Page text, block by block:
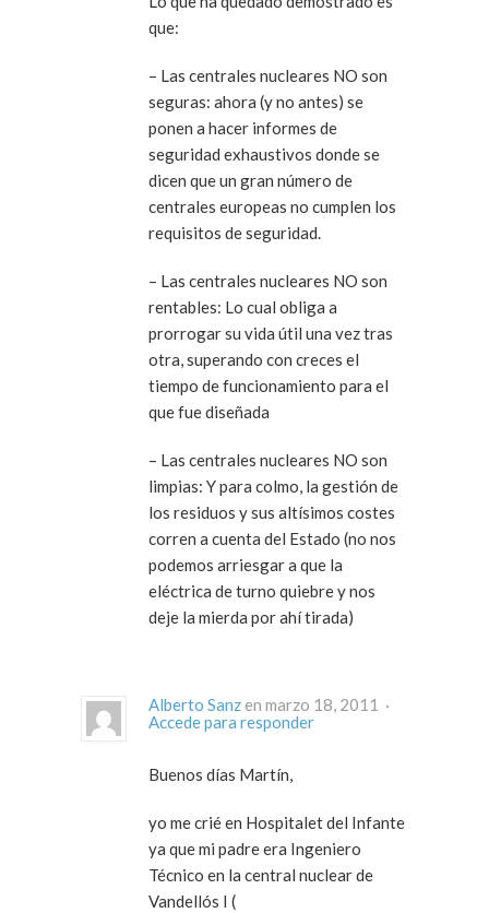
que:
– Las centrales nucleares NO son
seguras: ahora (y no antes) se
ponen a hacer informes de
seguridad exhaustivos donde se
dicen que un gran número de
centrales europeas no cumplen los
requisitos de seguridad.
– Las centrales nucleares NO son
rentables: Lo cual obliga a
prorrogar su vida útil una vez tras
otra, superando con creces el
tiempo de funcionamiento para el
que fue diseñada
– Las centrales nucleares NO son
limpias: Y para colmo, la gestión de
los residuos y sus altísimos costes
corren a cuenta del Estado (no nos
podemos arriesgar a que la
eléctrica de turno quiebre y nos
deje la mierda por ahí tirada)
Alberto Sanz
en marzo 18, 2011 ·
Accede para responder
Buenos días Martín,
yo me crié en Hospitalet del Infante
ya que mi padre era Ingeniero
Técnico en la central nuclear de
Vandellós I (